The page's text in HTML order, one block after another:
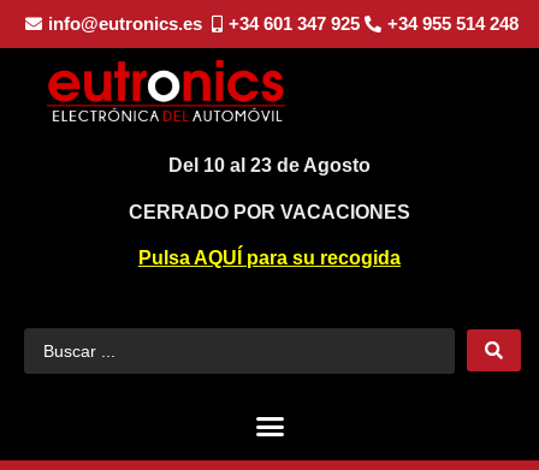
info@eutronics.es +34 601 347 925 +34 955 514 248
Del 10 al 23 de Agosto
CERRADO POR VACACIONES
Pulsa AQUÍ para su recogida